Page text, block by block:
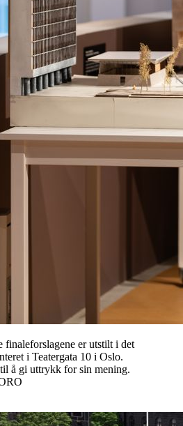
finaleforslagene er utstilt i det
i Teatergata 10 i Oslo.
å gi uttrykk for sin mening.